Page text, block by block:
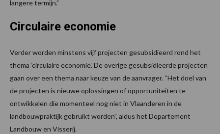
langere termijn.”
Circulaire economie
Verder worden minstens vijf projecten gesubsidieerd rond het
thema ‘circulaire economie’. De overige gesubsidieerde projecten
gaan over een thema naar keuze van de aanvrager. “Het doel van
de projecten is nieuwe oplossingen of opportuniteiten te
ontwikkelen die momenteel nog niet in Vlaanderen in de
landbouwpraktijk gebruikt worden”, aldus het Departement
Landbouw en Visserij.